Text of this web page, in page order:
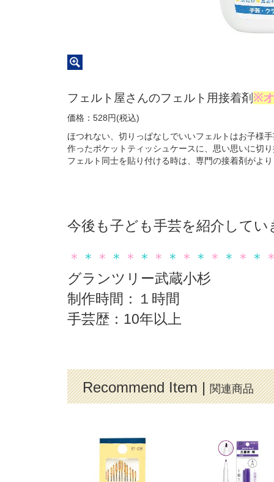
フェルト屋さんのフェルト用接着剤 ※
価格：528円(税込)
ほつれない、切りっぱなしでいいフェルトはお子様
作ったポケットティッシュケースに、思い思いに切
フェルト同士を貼り付ける時は、専門の接着剤がよ
今後も子ども手芸を紹介して
＊ ＊ ＊ ＊ ＊ ＊ ＊ ＊ ＊ ＊ ＊ ＊ ＊ ＊
グランツリー武蔵小杉
制作時間：１時間
手芸歴：10年以上
Recommend Item |関連商品